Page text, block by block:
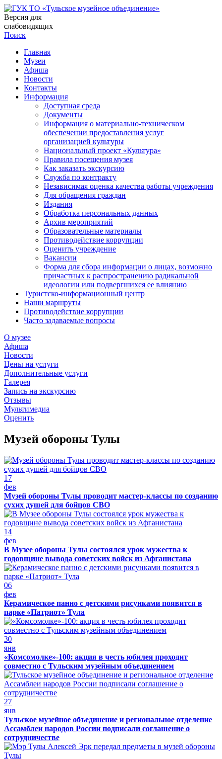
Версия для
слабовидящих
Поиск
Главная
Музеи
Афиша
Новости
Контакты
Информация
Доступная среда
Документы
Информация о материально-техническом
обеспечении предоставления услуг
организацией культуры
Национальный проект «Культура»
Правила посещения музея
Как заказать экскурсию
Служба по контракту
Независимая оценка качества работы учреждения
Для обращения граждан
Издания
Обработка персональных данных
Архив мероприятий
Образовательные материалы
Противодействие коррупции
Оценить учреждение
Вакансии
Форма для сбора информации о лицах, возможно
причастных к распространению радикальной
идеологии или подвергшихся ее влиянию
Туристско-информационный центр
Наши маршруты
Противодействие коррупции
Часто задаваемые вопросы
О музее
Афиша
Новости
Цены на услуги
Дополнительные услуги
Галерея
Запись на экскурсию
Отзывы
Мультимедиа
Оценить
Музей обороны Тулы
17
фев
Музей обороны Тулы проводит мастер-классы по созданию
сухих душей для бойцов СВО
14
фев
В Музее обороны Тулы состоялся урок мужества к
годовщине вывода советских войск из Афганистана
06
фев
Керамическое панно с детскими рисунками появится в
парке «Патриот» Тула
30
янв
«Комсомолке»-100: акция в честь юбилея проходит
совместно с Тульским музейным объединением
27
янв
Тульское музейное объединение и региональное отделение
Ассамблеи народов России подписали соглашение о
сотрудничестве